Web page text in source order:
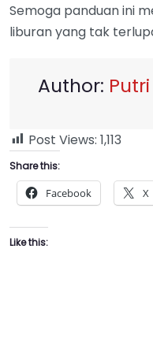
Semoga panduan ini
liburan yang tak
Author:
Post Views: 1,113
Share this:
Facebook X
Like this: